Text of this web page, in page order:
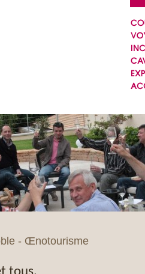
- Œnotourisme